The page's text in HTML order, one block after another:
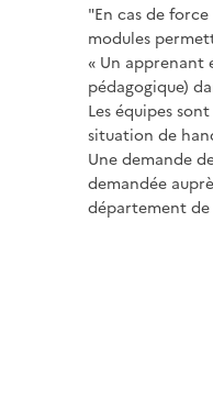
"En cas de
modules
« Un apprenant
pédagogique)
Les équipes
situation de
Une demande
demandée
département de